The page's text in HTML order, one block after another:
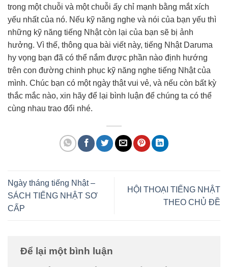
trong một chuỗi và một chuỗi ấy chỉ mạnh bằng mắt xích
yếu nhất của nó. Nếu kỹ năng nghe và nói của bạn yếu thì
những kỹ năng tiếng Nhật còn lại của bạn sẽ bị ảnh
hưởng. Vì thế, thông qua bài viết này, tiếng Nhật Daruma
hy vọng bạn đã có thể nắm được phần nào định hướng
trên con đường chinh phục kỹ năng nghe tiếng Nhật của
mình. Chúc bạn có một ngày thật vui vẻ, và nếu còn bất kỳ
thắc mắc nào, xin hãy để lại bình luận để chúng ta có thể
cùng nhau trao đổi nhé.
Ngày tháng tiếng Nhật –
SÁCH TIẾNG NHẬT SƠ
CẤP
HỘI THOẠI TIẾNG NHẬT
THEO CHỦ ĐỀ
Để lại một bình luận